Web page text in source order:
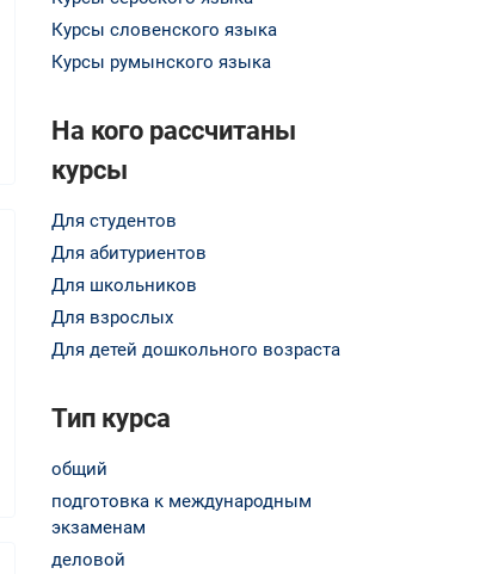
Курсы словенского языка
Курсы румынского языка
На кого рассчитаны
курсы
Для студентов
Для абитуриентов
Для школьников
Для взрослых
Для детей дошкольного возраста
Тип курса
общий
подготовка к международным
экзаменам
деловой